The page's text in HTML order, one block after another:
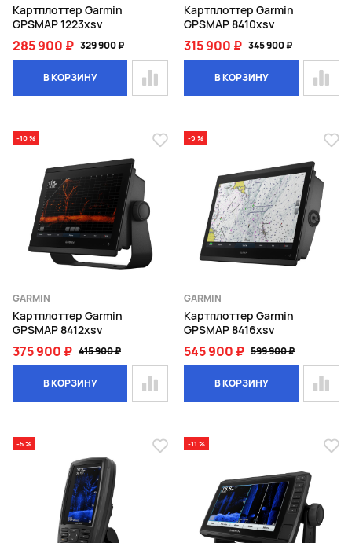
Картплоттер Garmin
GPSMAP 1223xsv
285 900 ₽ 329 900 ₽
В КОРЗИНУ
Картплоттер Garmin
GPSMAP 8410xsv
315 900 ₽ 345 900 ₽
В КОРЗИНУ
-10 %
GARMIN
Картплоттер Garmin
GPSMAP 8412xsv
375 900 ₽ 415 900 ₽
В КОРЗИНУ
-9 %
GARMIN
Картплоттер Garmin
GPSMAP 8416xsv
545 900 ₽ 599 900 ₽
В КОРЗИНУ
-5 % -11 %